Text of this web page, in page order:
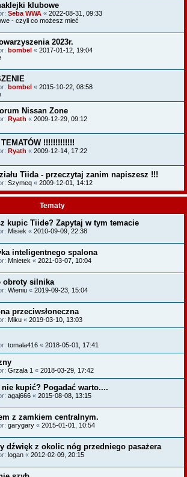
klubowe
Seba WWA « 2022-08-31, 09:33
- czyli co możesz mieć
2023r.
bombel « 2017-01-12, 19:04
bombel « 2015-10-22, 08:58
Nissan Zone
Ryath « 2009-12-29, 09:12
TEMATÓW !!!!!!!!!!!!!
Ryath « 2009-12-14, 17:22
Tiida - przeczytaj zanim napiszesz !!!
Szymeq « 2009-12-01, 14:12
Tematy
kupic Tiide? Zapytaj w tym temacie
Misiek « 2010-09-09, 22:38
inteligentnego spalona
Mnietek « 2021-03-07, 10:04
obroty silnika
Wieniu « 2019-09-23, 15:04
przeciwsłoneczna
Miku « 2019-03-10, 13:03
tomala416 « 2018-05-01, 17:41
Grzala 1 « 2018-03-29, 17:42
kupić? Pogadać warto....
agaj666 « 2015-08-08, 13:15
z zamkiem centralnym.
garygary « 2015-01-01, 10:54
dźwięk z okolic nóg przedniego pasażera
logan « 2012-02-09, 20:15